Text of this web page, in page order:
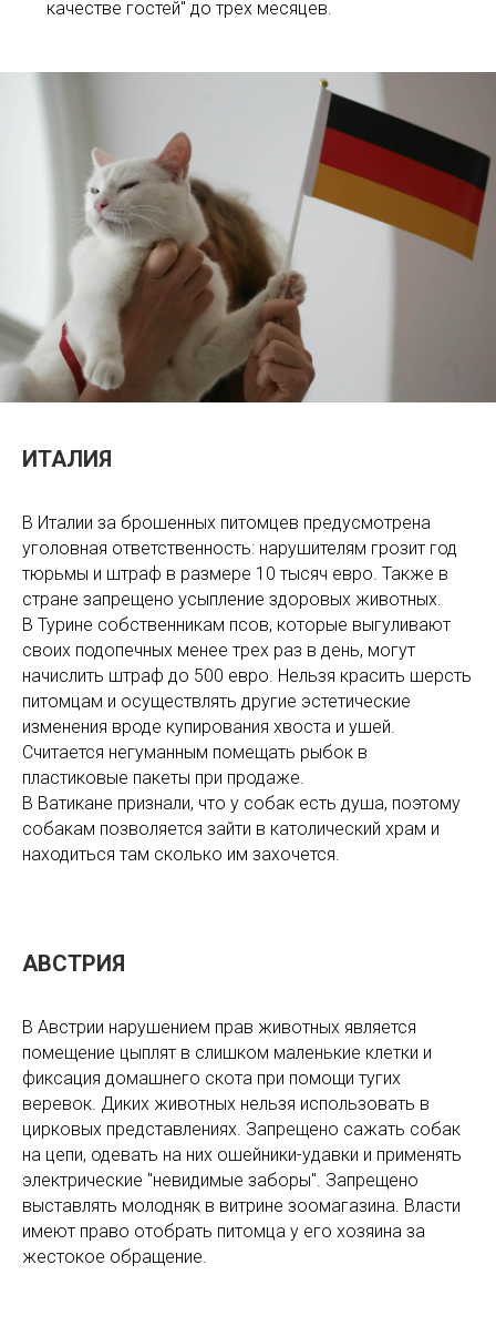
качестве гостей" до трех месяцев.
ИТАЛИЯ
В Италии за брошенных питомцев предусмотрена
уголовная ответственность: нарушителям грозит год
тюрьмы и штраф в размере 10 тысяч евро. Также в
стране запрещено усыпление здоровых животных.
В Турине собственникам псов, которые выгуливают
своих подопечных менее трех раз в день, могут
начислить штраф до 500 евро. Нельзя красить шерсть
питомцам и осуществлять другие эстетические
изменения вроде купирования хвоста и ушей.
Считается негуманным помещать рыбок в
пластиковые пакеты при продаже.
В Ватикане признали, что у собак есть душа, поэтому
собакам позволяется зайти в католический храм и
находиться там сколько им захочется.
АВСТРИЯ
В Австрии нарушением прав животных является
помещение цыплят в слишком маленькие клетки и
фиксация домашнего скота при помощи тугих
веревок. Диких животных нельзя использовать в
цирковых представлениях. Запрещено сажать собак
на цепи, одевать на них ошейники-удавки и применять
электрические "невидимые заборы". Запрещено
выставлять молодняк в витрине зоомагазина. Власти
имеют право отобрать питомца у его хозяина за
жестокое обращение.